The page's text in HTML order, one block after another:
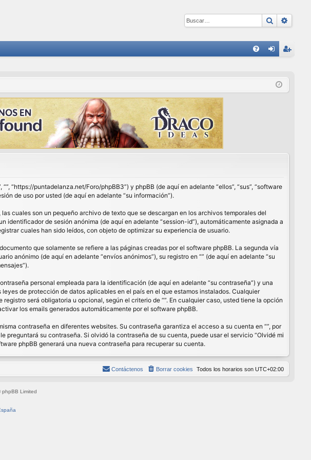
Buscar
ist
“https://puntadelanza.net/Foro/phpBB3”) y phpBB (de aquí en adelante “ellos”, “sus”, “software
de uso por usted (de aquí en adelante “su información”).
cuales son un pequeño archivo de texto que se descargan en los archivos temporales del
identificador de sesión anónima (de aquí en adelante “session-id”), automáticamente asignada a
cuales han sido leídos, con objeto de optimizar su experiencia de usuario.
que solamente se refiere a las páginas creadas por el software phpBB. La segunda vía
anónimo (de aquí en adelante “envíos anónimos”), su registro en “” (de aquí en adelante “su
personal empleada para la identificación (de aquí en adelante “su contraseña”) y una
de protección de datos aplicables en el país en el que estamos instalados. Cualquier
será obligatoria u opcional, según el criterio de “”. En cualquier caso, usted tiene la opción
los emails generados automáticamente por el software phpBB.
contraseña en diferentes websites. Su contraseña garantiza el acceso a su cuenta en “”, por
su contraseña. Si olvidó la contraseña de su cuenta, puede usar el servicio “Olvidé mi
phpBB generará una nueva contraseña para recuperar su cuenta.
Todos los horarios son UTC+02:00
Borrar cookies
Contáctenos
Limited